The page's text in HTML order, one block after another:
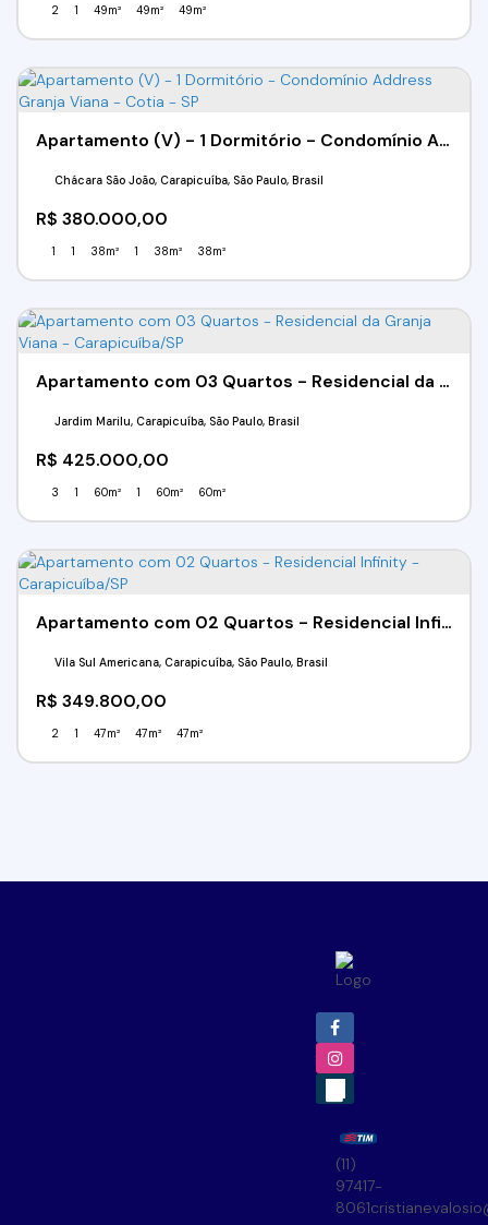
2 1 49m² 49m² 49m²
Apartamento (V) - 1 Dormitório - Condomínio Address Granja Viana - Cotia - SP
R$ 380.000,00
Chácara São João, Carapicuíba, São Paulo, Brasil
1 1 38m² 1 38m² 38m²
Apartamento com 03 Quartos - Residencial da Granja Viana - Carapicuíba/SP
R$ 425.000,00
Jardim Marilu, Carapicuíba, São Paulo, Brasil
3 1 60m² 1 60m² 60m²
Apartamento com 02 Quartos - Residencial Infinity - Carapicuíba/SP
R$ 349.800,00
Vila Sul Americana, Carapicuíba, São Paulo, Brasil
2 1 47m² 47m² 47m²
(11)
97417-
8061